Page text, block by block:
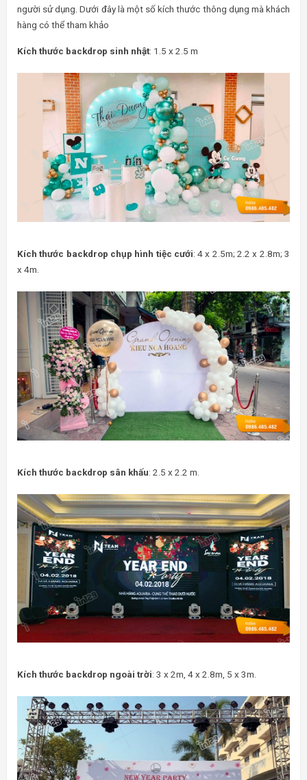
người sử dụng. Dưới đây là một số kích thước thông dụng mà khách
hàng có thể tham khảo
Kích thước backdrop sinh nhật: 1.5 x 2.5 m
Kích thước backdrop chụp hình tiệc cưới: 4 x 2.5m; 2.2 x 2.8m; 3
x 4m.
Kích thước backdrop sân khấu: 2.5 x 2.2 m.
Kích thước backdrop ngoài trời: 3 x 2m, 4 x 2.8m, 5 x 3m.